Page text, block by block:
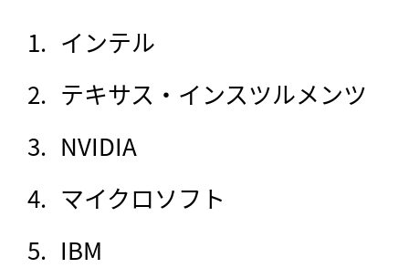
インテル
テキサス・インスツルメンツ
NVIDIA
マイクロソフト
IBM